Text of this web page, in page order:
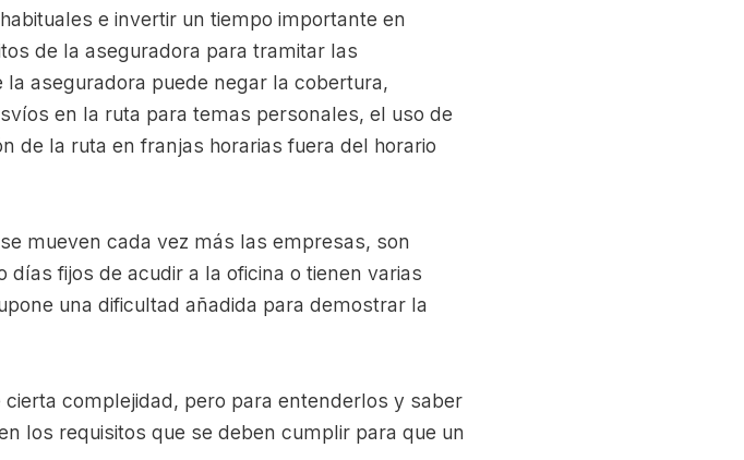
e invertir un tiempo importante en
de la aseguradora para tramitar las
aseguradora puede negar la cobertura,
en la ruta para temas personales, el uso de
de la ruta en franjas horarias fuera del horario
mueven cada vez más las empresas, son
fijos de acudir a la oficina o tienen varias
una dificultad añadida para demostrar la
complejidad, pero para entenderlos y saber
los requisitos que se deben cumplir para que un